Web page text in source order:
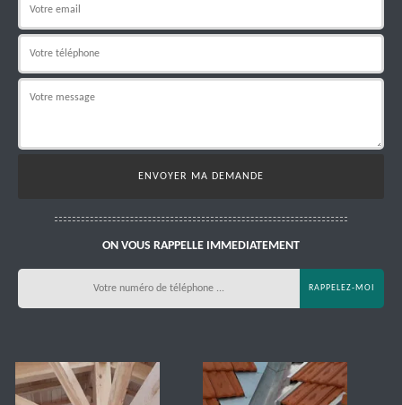
ON VOUS RAPPELLE IMMEDIATEMENT